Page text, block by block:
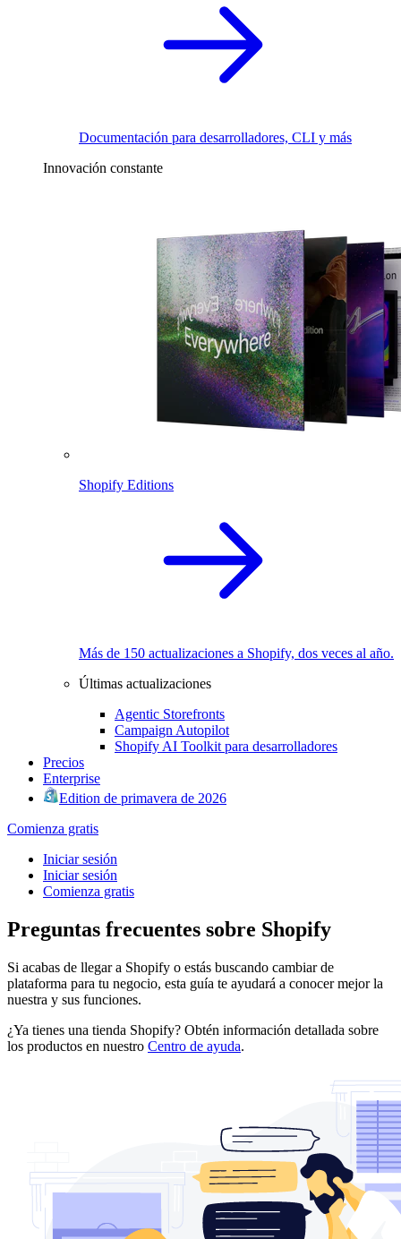
Documentación para desarrolladores, CLI y más
Innovación constante
Shopify Editions
Más de 150 actualizaciones a Shopify, dos veces al año.
Últimas actualizaciones
Agentic Storefronts
Campaign Autopilot
Shopify AI Toolkit para desarrolladores
Precios
Enterprise
Edition de primavera de 2026
Comienza gratis
Iniciar sesión
Iniciar sesión
Comienza gratis
Preguntas frecuentes sobre Shopify
Si acabas de llegar a Shopify o estás buscando cambiar de
plataforma para tu negocio, esta guía te ayudará a conocer mejor la
nuestra y sus funciones.
¿Ya tienes una tienda Shopify? Obtén información detallada sobre
los productos en nuestro Centro de ayuda.